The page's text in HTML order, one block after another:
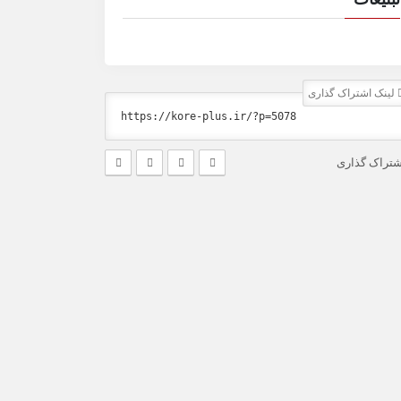
لینک اشتراک گذاری
گذاری